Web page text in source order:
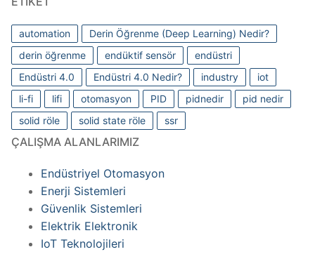
automation
Derin Öğrenme (Deep Learning) Nedir?
derin öğrenme
endüktif sensör
endüstri
Endüstri 4.0
Endüstri 4.0 Nedir? industry
iot
li-fi
lifi otomasyon PID pidnedir
pid nedir
solid röle
solid state röle ssr
ÇALIŞMA ALANLARIMIZ
Endüstriyel Otomasyon
Enerji Sistemleri
Güvenlik Sistemleri
Elektrik Elektronik
IoT Teknolojileri